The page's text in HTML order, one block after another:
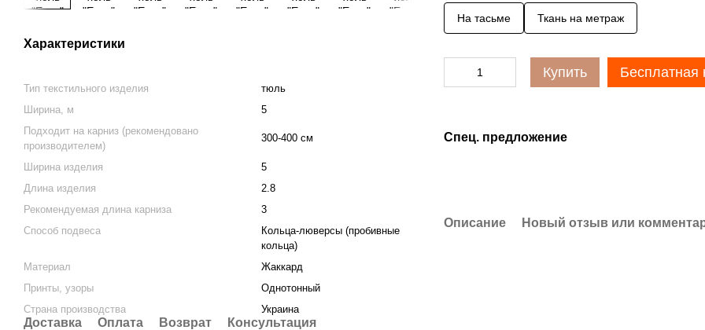
Характеристики
Тип текстильного изделия
тюль
Ширина, м
5
Подходит на карниз (рекомендовано
производителем)
300-400 см
Ширина изделия
5
Длина изделия
2.8
Рекомендуемая длина карниза
3
Способ подвеса
Кольца-люверсы (пробивные
кольца)
Материал
Жаккард
Принты, узоры
Однотонный
Страна производства
Украина
Доставка Оплата Возврат Консультация
На тасьме Ткань на метраж
Купить Бесплатная
Спец. предложение
Описание Новый отзыв или